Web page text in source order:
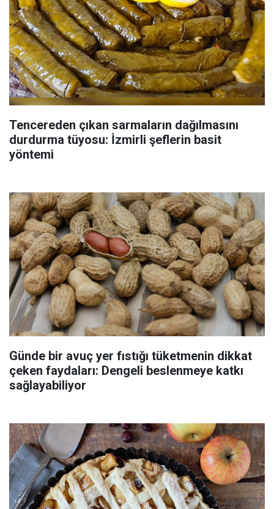
Tencereden çıkan sarmaların dağılmasını
durdurma tüyosu: İzmirli şeflerin basit
yöntemi
Günde bir avuç yer fıstığı tüketmenin dikkat
çeken faydaları: Dengeli beslenmeye katkı
sağlayabiliyor